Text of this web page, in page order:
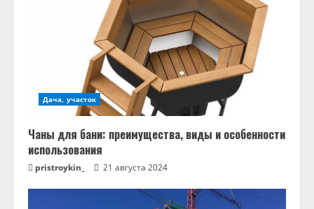
Дача, участок
Чаны для бани: преимущества, виды и особенности
использования
pristroykin_ 21 августа 2024